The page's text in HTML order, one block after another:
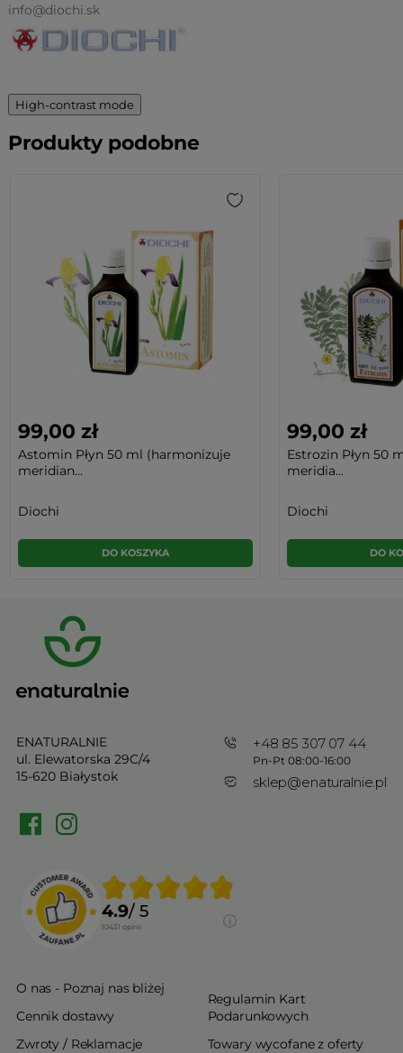
info@diochi.sk
High-contrast mode
Produkty podobne
99,00 zł
Astomin Płyn 50 ml (harmonizuje
meridian...
Diochi
DO KOSZYKA
99,00 zł
Estrozin Płyn 50
meridia...
Diochi
DO
ENATURALNIE
ul. Elewatorska 29C/4
15-620 Białystok
+48 85 307 07 44
Pn-Pt 08:00-16:00
sklep@enaturalnie.pl
4.9/ 5
10431 opinii
O nas - Poznaj nas bliżej
Cennik dostawy
Zwroty / Reklamacje
Regulamin Kart
Podarunkowych
Towary wycofane z oferty